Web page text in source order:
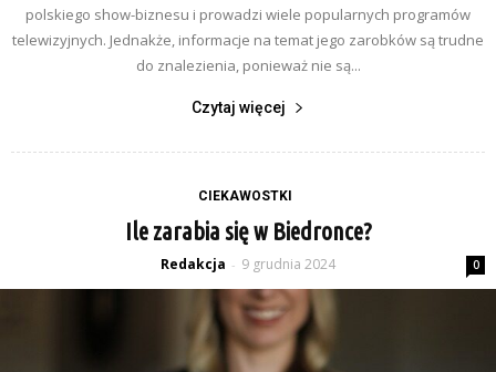
polskiego show-biznesu i prowadzi wiele popularnych programów
telewizyjnych. Jednakże, informacje na temat jego zarobków są trudne
do znalezienia, ponieważ nie są...
Czytaj więcej
CIEKAWOSTKI
Ile zarabia się w Biedronce?
Redakcja - 9 grudnia 2024 0